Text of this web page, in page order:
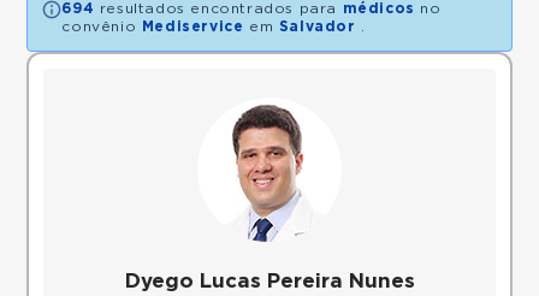
694 resultados encontrados para médicos no
convênio
Mediservice em Salvador
Dyego Lucas Pereira Nunes